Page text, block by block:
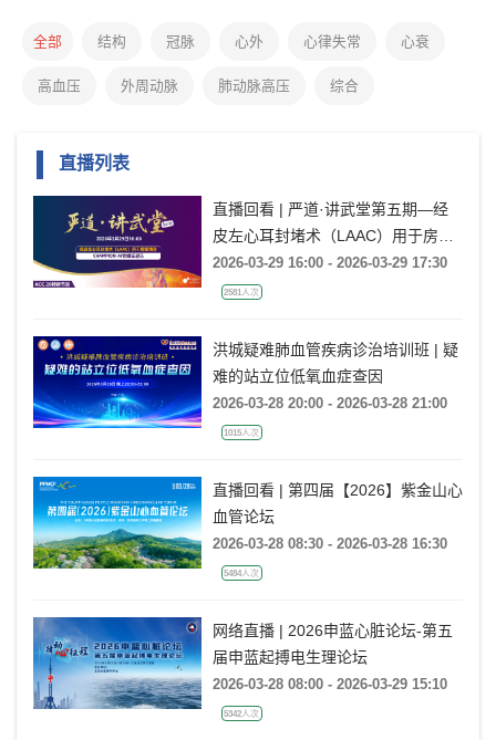
全部 结构 冠脉 心外 心律失常 心衰
高血压 外周动脉 肺动脉高压 综合
直播列表
直播回看 | 严道·讲武堂第五期—经
皮左心耳封堵术（LAAC）用于房颤
预防：CHAMPION-AF的循证启示
2026-03-29 16:00 - 2026-03-29 17:30
2581人次
洪城疑难肺血管疾病诊治培训班 | 疑
难的站立位低氧血症查因
2026-03-28 20:00 - 2026-03-28 21:00
1015人次
直播回看 | 第四届【2026】紫金山心
血管论坛
2026-03-28 08:30 - 2026-03-28 16:30
5484人次
网络直播 | 2026申蓝心脏论坛-第五
届申蓝起搏电生理论坛
2026-03-28 08:00 - 2026-03-29 15:10
5342人次